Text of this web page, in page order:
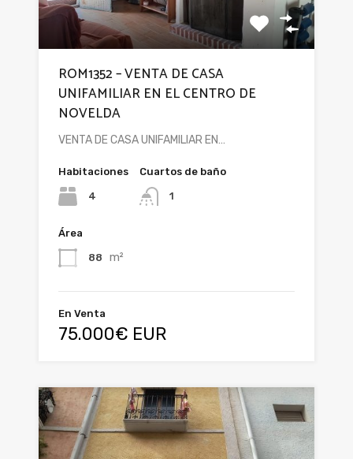
ROM1352 – VENTA DE CASA
UNIFAMILIAR EN EL CENTRO DE
NOVELDA
VENTA DE CASA UNIFAMILIAR EN…
Habitaciones
4
Cuartos de baño
1
Área
88 m²
En Venta
75.000€ EUR